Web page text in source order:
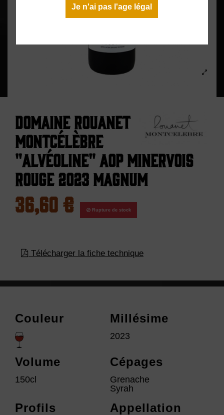
Je n'ai pas l'age légal
Domaine Rouanet
Montcélèbre
"Alvéoline" AOP Minervois
Rouge 2023 Magnum
36,60 € Rupture de stock
Télécharger la fiche technique
Couleur Millésime
2023
Volume
150cl
Cépages
Grenache
Syrah
Profils Appellation